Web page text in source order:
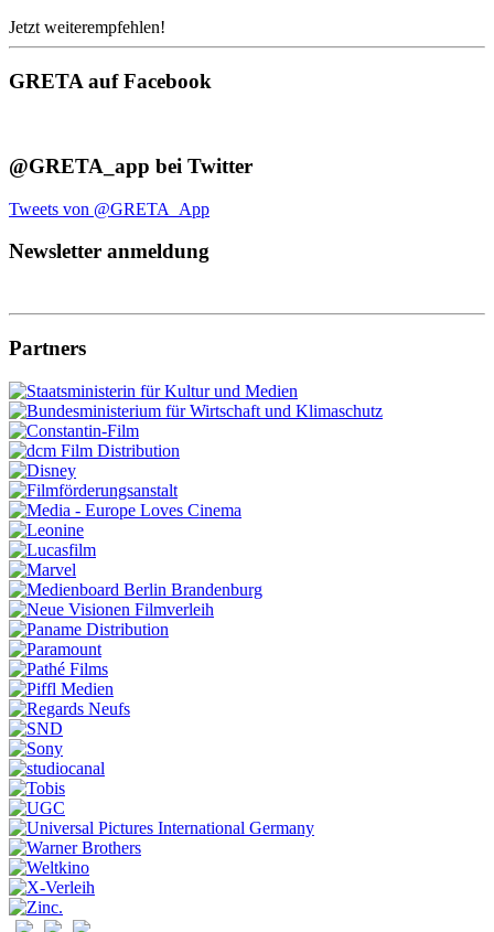
Jetzt weiterempfehlen!
GRETA auf Facebook
@GRETA_app bei Twitter
Tweets von @GRETA_App
Newsletter anmeldung
Partners